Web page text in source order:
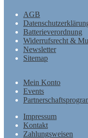
AGB
Batterieverordnung
Widerrufsrecht &
Newsletter
Sitemap
Mein Konto
Events
Impressum
Kontakt
Zahlungsweisen